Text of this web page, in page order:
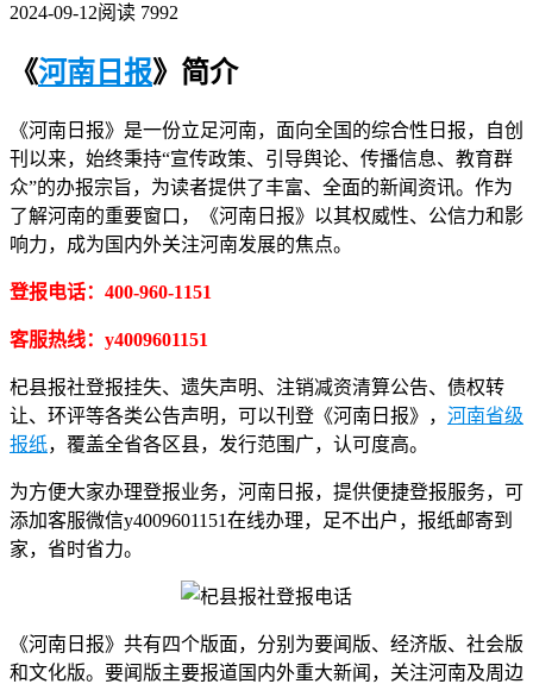
2024-09-12阅读 7992
《河南日报》简介
《河南日报》是一份立足河南，面向全国的综合性日报，自创
刊以来，始终秉持“宣传政策、引导舆论、传播信息、教育群
众”的办报宗旨，为读者提供了丰富、全面的新闻资讯。作为
了解河南的重要窗口，《河南日报》以其权威性、公信力和影
响力，成为国内外关注河南发展的焦点。
登报电话：400-960-1151
客服热线：y4009601151
杞县报社登报挂失、遗失声明、注销减资清算公告、债权转
让、环评等各类公告声明，可以刊登《河南日报》， 河南省级
报纸，覆盖全省各区县，发行范围广，认可度高。
为方便大家办理登报业务，河南日报，提供便捷登报服务，可
添加客服微信y4009601151在线办理，足不出户，报纸邮寄到
家，省时省力。
《河南日报》共有四个版面，分别为要闻版、经济版、社会版
和文化版。要闻版主要报道国内外重大新闻，关注河南及周边